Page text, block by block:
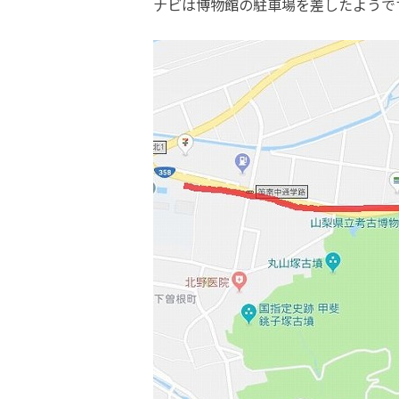
ナビは博物館の駐車場を差したようで